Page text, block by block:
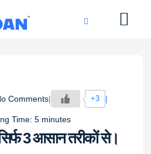
Comments +3
Time: 5 minutes
3 आसान तरीकों से।